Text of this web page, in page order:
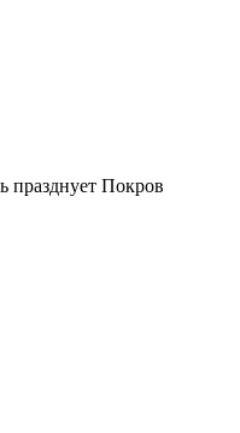
празднует Покров